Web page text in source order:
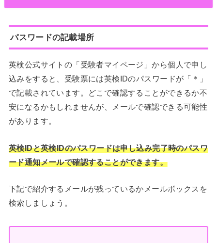
パスワードの記載場所
英検公式サイトの「受験者マイページ」から個人で申し
込みをすると、受験票には英検IDのパスワードが「＊」
で記載されています。どこで確認することができるか不
安になるかもしれませんが、メールで確認できる可能性
があります。
英検IDと英検IDのパスワードは申し込み完了時のパスワ
ード通知メールで確認することができます。
下記で紹介するメールが残っているかメールボックスを
検索しましょう。